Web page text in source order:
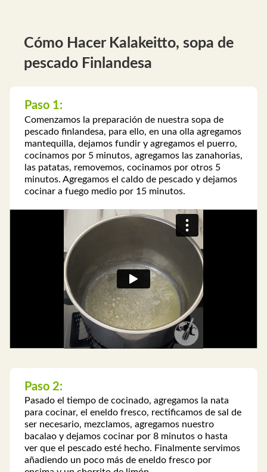
Cómo Hacer Kalakeitto, sopa de
pescado Finlandesa
Paso 1:
Comenzamos la preparación de nuestra sopa de
pescado finlandesa, para ello, en una olla agregamos
mantequilla, dejamos fundir y agregamos el puerro,
cocinamos por 5 minutos, agregamos las zanahorias,
las patatas, removemos, cocinamos por otros 5
minutos. Agregamos el caldo de pescado y dejamos
cocinar a fuego medio por 15 minutos.
Paso 2:
Pasado el tiempo de cocinado, agregamos la nata
para cocinar, el eneldo fresco, rectificamos de sal de
ser necesario, mezclamos, agregamos nuestro
bacalao y dejamos cocinar por 8 minutos o hasta
ver que el pescado esté hecho. Finalmente servimos
añadiendo un poco más de eneldo fresco por